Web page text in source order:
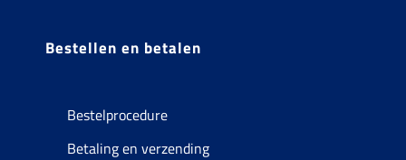
Bestellen en betalen
Bestelprocedure
Betaling en verzending